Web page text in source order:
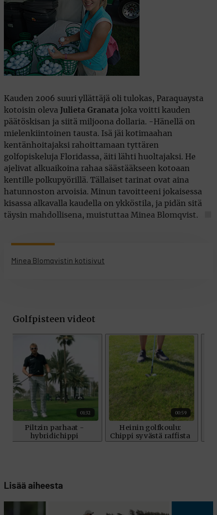
Kauden 2006 suuri yllättäjä oli tulokas, Paraquaysta
kotoisin oleva
Julieta Granata joka voitti kauden
päätöskisan ja siitä miljoona dollaria. -Hänellä on
mielenkiintoinen tausta. Isä jäi kotimaahan
kentänhoitajaksi rahoittamaan tyttären
golfopiskeluja Floridassa, äiti lähti huoltajaksi. He
ajelivat alkuaikoina rahaa säästääkseen kotoaan
kentille polkupyörillä. Tällaiset tarinat ovat aina
hatunnoston arvoisia. Minun tavoitteeni jokaisessa
kisassa alkavalla kaudella on ykköstila, ja pidän sitä
täysin mahdollisena, muistuttaa Minea Blomqvist.
Minea Blomqvistin kotisivut
Lisää aiheesta